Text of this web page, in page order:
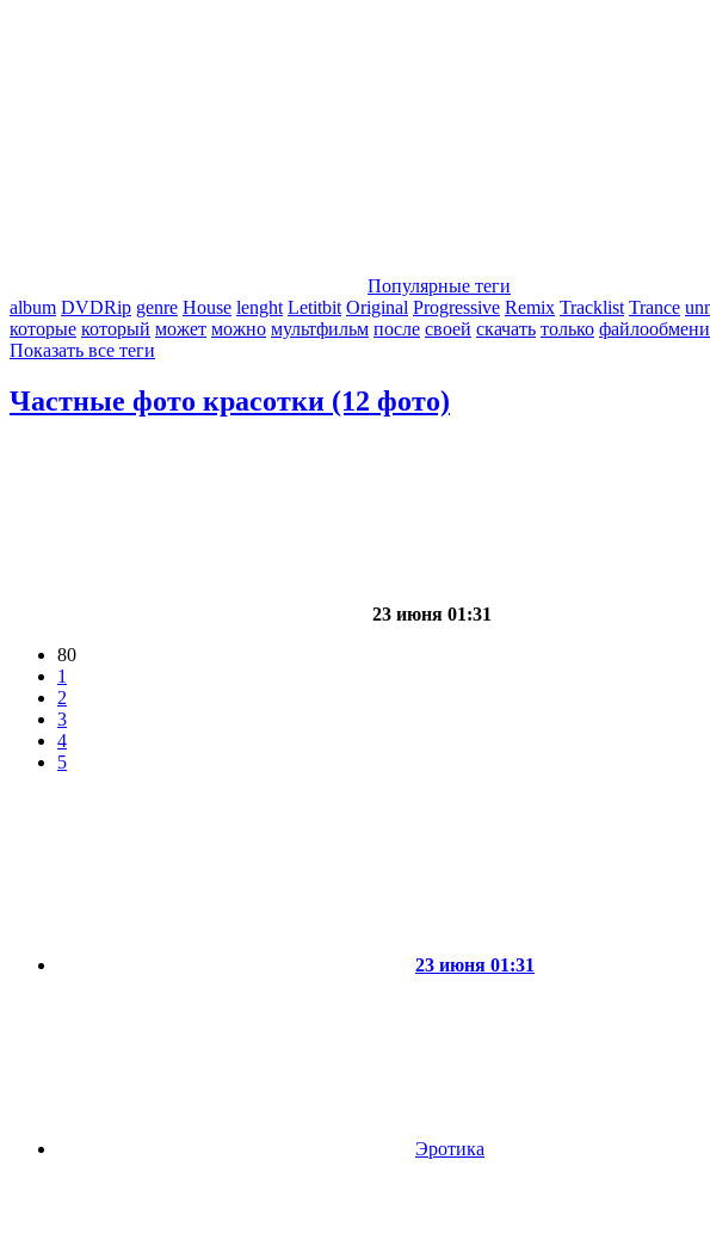
Популярные теги
album DVDRip genre House lenght Letitbit Original Progressive Remix Tracklist Trance
которые который может можно мультфильм после своей скачать только
Показать все теги
Частные фото красотки (12 фото)
23 июня 01:31
80
1
2
3
4
5
23 июня 01:31
Эротика